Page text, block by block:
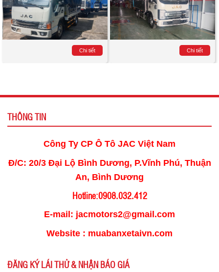
Chi tiết Chi tiết
THÔNG TIN
Công Ty CP Ô Tô JAC Việt Nam
Đ/C: 20/3 Đại Lộ Bình Dương, P.Vĩnh Phú, Thuận
An, Bình Dương
Hotline:0908.032.412
E-mail: jacmotors2@gmail.com
Website : muabanxetaivn.com
ĐĂNG KÝ LÁI THỬ & NHẬN BÁO GIÁ